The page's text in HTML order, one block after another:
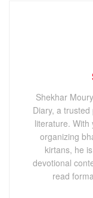
Shekhar
Diary, a
literature. With
organizing
kirtans, he
devotional
read